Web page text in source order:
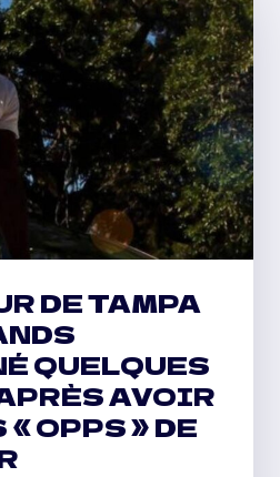
DE TAMPA
QUELQUES
AVOIR
OPPS » DE